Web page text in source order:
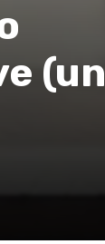
(un